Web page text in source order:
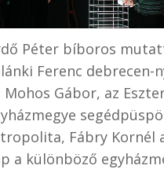
Péter bíboros
Ferenc debrecen-
Gábor, az
Fábry Kornél
a különböző